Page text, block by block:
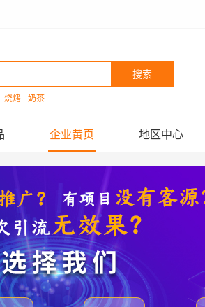
搜索
烧烤 奶茶
企业黄页 地区中心